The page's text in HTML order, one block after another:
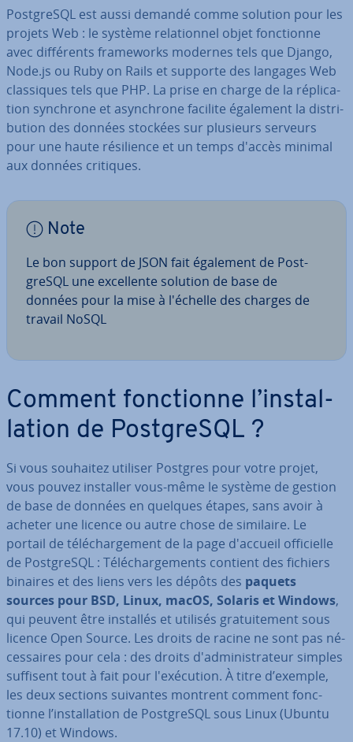
Post­greSQL est aussi demandé comme solution pour les
projets Web : le système re­la­tion­nel objet fonc­tionne
avec dif­fé­rents fra­me­works modernes tels que Django,
Node.js ou Ruby on Rails et supporte des langages Web
clas­siques tels que PHP. La prise en charge de la ré­pli­ca­
tion synchrone et asyn­chrone facilite également la dis­tri­
bu­tion des données stockées sur plusieurs serveurs
pour une haute ré­si­lience et un temps d'accès minimal
aux données critiques.
Note
Le bon support de JSON fait également de Post­
greSQL une ex­cel­lente solution de base de
données pour la mise à l'échelle des charges de
travail NoSQL
Comment fonc­tionne l’ins­tal­
la­tion de Post­greSQL ?
Si vous souhaitez utiliser Postgres pour votre projet,
vous pouvez installer vous-même le système de gestion
de base de données en quelques étapes, sans avoir à
acheter une licence ou autre chose de similaire. Le
portail de té­lé­char­ge­ment de la page d'accueil of­fi­cielle
de Post­greSQL : Té­lé­char­ge­ments contient des fichiers
binaires et des liens vers les dépôts des paquets
sources pour BSD, Linux, macOS, Solaris et Windows,
qui peuvent être installés et utilisés gra­tui­te­ment sous
licence Open Source. Les droits de racine ne sont pas né­
ces­saires pour cela : des droits d'ad­mi­nis­tra­teur simples
suffisent tout à fait pour l'exé­cu­tion. À titre d’exemple,
les deux sections suivantes montrent comment fonc­
tionne l’ins­tal­la­tion de Post­greSQL sous Linux (Ubuntu
17.10) et Windows.